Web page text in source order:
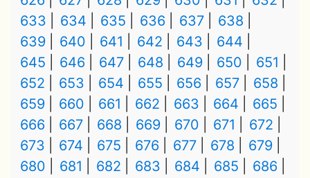
633
634 635 636 637
638
639
640 641 642 643
644
645
646 647 648 649 650
651
652
653 654 655 656 657
658
659
660 661 662 663 664
665
666
667 668 669 670 671
672
673
674 675 676 677 678
679
680
681 682 683 684 685
686